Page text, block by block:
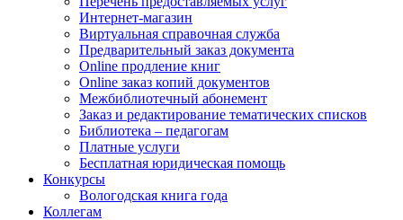
Интернет-магазин
Виртуальная справочная служба
Предварительный заказ документа
Online продление книг
Online заказ копий документов
Межбиблиотечный абонемент
Заказ и редактирование тематических списков
Библиотека – педагогам
Платные услуги
Бесплатная юридическая помощь
Конкурсы
Вологодская книга года
Коллегам